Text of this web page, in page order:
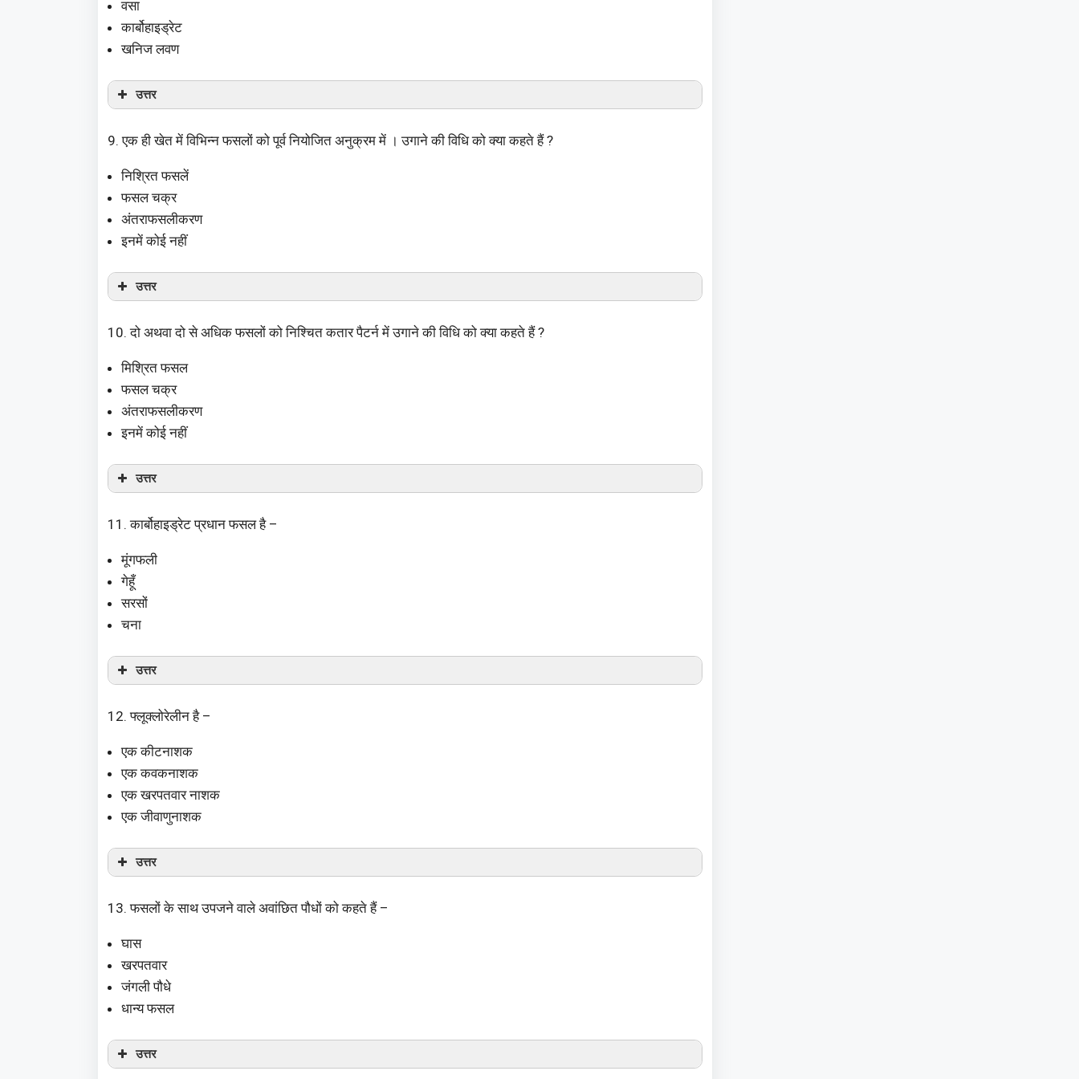
वसा
कार्बोहाइड्रेट
खनिज लवण
उत्तर
9. एक ही खेत में विभिन्न फसलों को पूर्व नियोजित अनुक्रम में । उगाने की विधि को क्या कहते हैं ?
निश्रित फसलें
फसल चक्र
अंतराफसलीकरण
इनमें कोई नहीं
उत्तर
10. दो अथवा दो से अधिक फसलों को निश्चित कतार पैटर्न में उगाने की विधि को क्या कहते हैं ?
मिश्रित फसल
फसल चक्र
अंतराफसलीकरण
इनमें कोई नहीं
उत्तर
11. कार्बोहाइड्रेट प्रधान फसल है –
मूंगफली
गेहूँ
सरसों
चना
उत्तर
12. फ्लूक्लोरेलीन है –
एक कीटनाशक
एक कवकनाशक
एक खरपतवार नाशक
एक जीवाणुनाशक
उत्तर
13. फसलों के साथ उपजने वाले अवांछित पौधों को कहते हैं –
घास
खरपतवार
जंगली पौधे
धान्य फसल
उत्तर